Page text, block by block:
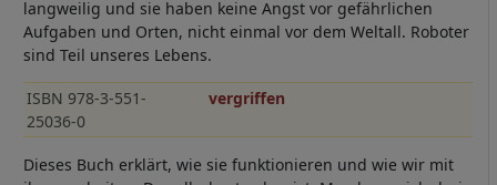
langweilig und sie haben keine Angst vor gefährlichen
Aufgaben und Orten, nicht einmal vor dem Weltall. Roboter
sind Teil unseres Lebens.
ISBN 978-3-551-
25036-0
vergriffen
Dieses Buch erklärt, wie sie funktionieren und wie wir mit